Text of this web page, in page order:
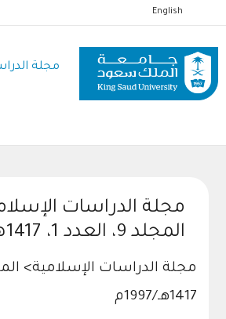
إلى
المحتوى
الرئيسي
English
مجلة
مجلة الدراسات
المجلد 9، العدد 1، 1417هـ/1997م
مجلة الدراسات الإسلامية>
1417هـ/1997م